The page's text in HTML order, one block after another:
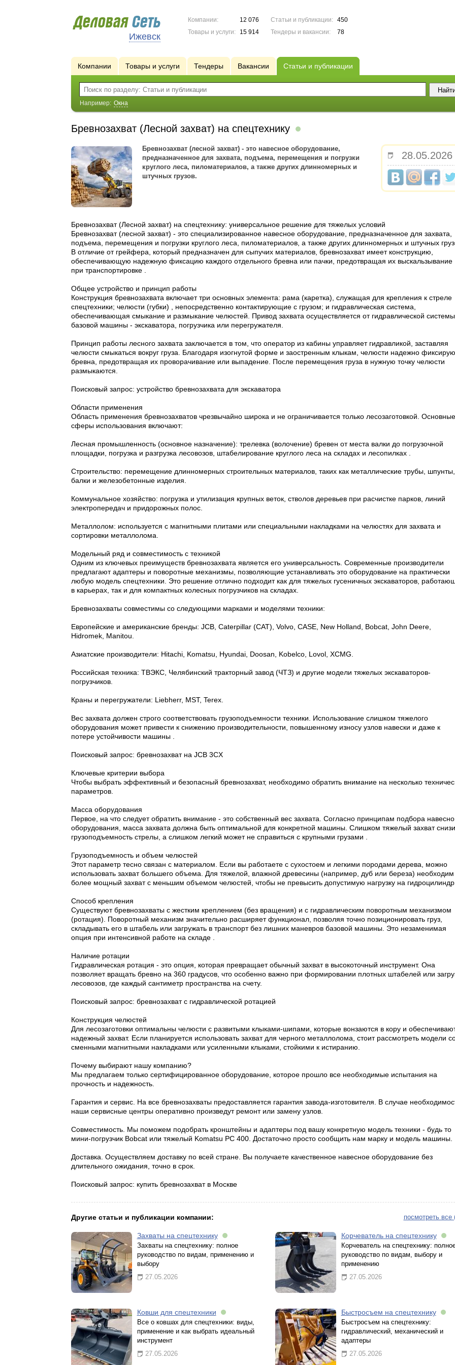
Ижевск
Компании:
12 076
Товары и услуги:
15 914
Статьи и публикации:
450
Тендеры и вакансии:
78
Компании Товары и услуги Тендеры Вакансии Статьи и публикации
Например: Окна
Бревнозахват (Лесной захват) на спецтехнику
28.05.2026
Бревнозахват (лесной захват) - это навесное оборудование,
предназначенное для захвата, подъема, перемещения и погрузки
круглого леса, пиломатериалов, а также других длинномерных и
штучных грузов.
Бревнозахват (Лесной захват) на спецтехнику: универсальное решение для тяжелых условий
Бревнозахват (лесной захват) - это специализированное навесное оборудование, предназначенное для захвата,
подъема, перемещения и погрузки круглого леса, пиломатериалов, а также других длинномерных и штучных
В отличие от грейфера, который предназначен для сыпучих материалов, бревнозахват имеет конструкцию,
обеспечивающую надежную фиксацию каждого отдельного бревна или пачки, предотвращая их выскальзывание
при транспортировке .
Общее устройство и принцип работы
Конструкция бревнозахвата включает три основных элемента: рама (каретка), служащая для крепления к стреле
спецтехники; челюсти (губки) , непосредственно контактирующие с грузом; и гидравлическая система,
обеспечивающая смыкание и размыкание челюстей. Привод захвата осуществляется от гидравлической системы
базовой машины - экскаватора, погрузчика или перегружателя.
Принцип работы лесного захвата заключается в том, что оператор из кабины управляет гидравликой, заставляя
челюсти смыкаться вокруг груза. Благодаря изогнутой форме и заостренным клыкам, челюсти надежно
бревна, предотвращая их проворачивание или выпадение. После перемещения груза в нужную точку челюсти
размыкаются.
Поисковый запрос: устройство бревнозахвата для экскаватора
Области применения
Область применения бревнозахватов чрезвычайно широка и не ограничивается только лесозаготовкой. Основные
сферы использования включают:
Лесная промышленность (основное назначение): трелевка (волочение) бревен от места валки до погрузочной
площадки, погрузка и разгрузка лесовозов, штабелирование круглого леса на складах и лесопилках .
Строительство: перемещение длинномерных строительных материалов, таких как металлические трубы, шпунты,
балки и железобетонные изделия.
Коммунальное хозяйство: погрузка и утилизация крупных веток, стволов деревьев при расчистке парков, линий
электропередач и придорожных полос.
Металлолом: используется с магнитными плитами или специальными накладками на челюстях для захвата и
сортировки металлолома.
Модельный ряд и совместимость с техникой
Одним из ключевых преимуществ бревнозахвата является его универсальность. Современные производители
предлагают адаптеры и поворотные механизмы, позволяющие устанавливать это оборудование на практически
любую модель спецтехники. Это решение отлично подходит как для тяжелых гусеничных экскаваторов,
в карьерах, так и для компактных колесных погрузчиков на складах.
Бревнозахваты совместимы со следующими марками и моделями техники:
Европейские и американские бренды: JCB, Caterpillar (CAT), Volvo, CASE, New Holland, Bobcat, John Deere,
Hidromek, Manitou.
Азиатские производители: Hitachi, Komatsu, Hyundai, Doosan, Kobelco, Lovol, XCMG.
Российская техника: ТВЭКС, Челябинский тракторный завод (ЧТЗ) и другие модели тяжелых экскаваторов-
погрузчиков.
Краны и перегружатели: Liebherr, MST, Terex.
Вес захвата должен строго соответствовать грузоподъемности техники. Использование слишком тяжелого
оборудования может привести к снижению производительности, повышенному износу узлов навески и даже к
потере устойчивости машины .
Поисковый запрос: бревнозахват на JCB 3CX
Ключевые критерии выбора
Чтобы выбрать эффективный и безопасный бревнозахват, необходимо обратить внимание на несколько
параметров.
Масса оборудования
Первое, на что следует обратить внимание - это собственный вес захвата. Согласно принципам подбора
оборудования, масса захвата должна быть оптимальной для конкретной машины. Слишком тяжелый захват
грузоподъемность стрелы, а слишком легкий может не справиться с крупными грузами .
Грузоподъемность и объем челюстей
Этот параметр тесно связан с материалом. Если вы работаете с сухостоем и легкими породами дерева, можно
использовать захват большего объема. Для тяжелой, влажной древесины (например, дуб или береза) необходим
более мощный захват с меньшим объемом челюстей, чтобы не превысить допустимую нагрузку на
Способ крепления
Существуют бревнозахваты с жестким креплением (без вращения) и с гидравлическим поворотным механизмом
(ротация). Поворотный механизм значительно расширяет функционал, позволяя точно позиционировать груз,
складывать его в штабель или загружать в транспорт без лишних маневров базовой машины. Это незаменимая
опция при интенсивной работе на складе .
Наличие ротации
Гидравлическая ротация - это опция, которая превращает обычный захват в высокоточный инструмент. Она
позволяет вращать бревно на 360 градусов, что особенно важно при формировании плотных штабелей или
лесовозов, где каждый сантиметр пространства на счету.
Поисковый запрос: бревнозахват с гидравлической ротацией
Конструкция челюстей
Для лесозаготовки оптимальны челюсти с развитыми клыками-шипами, которые вонзаются в кору и
надежный захват. Если планируется использовать захват для черного металлолома, стоит рассмотреть модели
сменными магнитными накладками или усиленными клыками, стойкими к истиранию.
Почему выбирают нашу компанию?
Мы предлагаем только сертифицированное оборудование, которое прошло все необходимые испытания на
прочность и надежность.
Гарантия и сервис. На все бревнозахваты предоставляется гарантия завода-изготовителя. В случае
наши сервисные центры оперативно произведут ремонт или замену узлов.
Совместимость. Мы поможем подобрать кронштейны и адаптеры под вашу конкретную модель техники - будь то
мини-погрузчик Bobcat или тяжелый Komatsu PC 400. Достаточно просто сообщить нам марку и модель машины.
Доставка. Осуществляем доставку по всей стране. Вы получаете качественное навесное оборудование без
длительного ожидания, точно в срок.
Поисковый запрос: купить бревнозахват в Москве
посмотреть все
Другие статьи и публикации компании:
Захваты на спецтехнику
Захваты на спецтехнику: полное
руководство по видам, применению и
выбору
27.05.2026
Корчеватель на спецтехнику
Корчеватель на спецтехнику:
руководство по видам, выбору и
применению
27.05.2026
Ковши для спецтехники
Все о ковшах для спецтехники: виды,
применение и как выбрать идеальный
инструмент
27.05.2026
Быстросъем на спецтехнику
Быстросъем на спецтехнику:
гидравлический, механический и
адаптеры
27.05.2026